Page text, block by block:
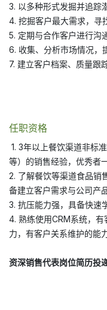
3. 以多种形式发掘并追踪
4. 挖掘客户最大需求，寻
5. 定期与合作客户进行沟
6. 收集、分析市场情况，
7. 建立客户档案、质量跟
任职资格
1. 3年以上餐饮渠道非标
等）的销售经验，优秀者
2. 了解餐饮等渠道食品销
备建立客户需求与公司产
3. 抗压能力强，具备快速
4. 熟练使用CRM系统，
力，有客户关系维护的能力
资深销售代表岗位简历投